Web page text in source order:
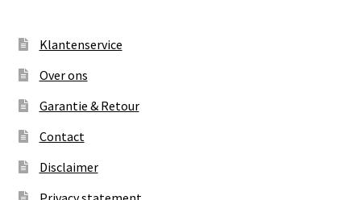
Klantenservice
Over ons
Garantie & Retour
Contact
Disclaimer